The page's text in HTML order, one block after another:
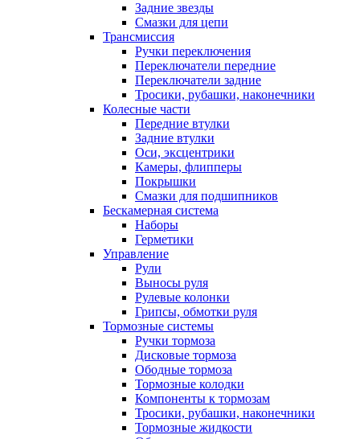
Задние звезды
Смазки для цепи
Трансмиссия
Ручки переключения
Переключатели передние
Переключатели задние
Тросики, рубашки, наконечники
Колесные части
Передние втулки
Задние втулки
Оси, эксцентрики
Камеры, флипперы
Покрышки
Смазки для подшипников
Бескамерная система
Наборы
Герметики
Управление
Рули
Выносы руля
Рулевые колонки
Грипсы, обмотки руля
Тормозные системы
Ручки тормоза
Дисковые тормоза
Ободные тормоза
Тормозные колодки
Компоненты к тормозам
Тросики, рубашки, наконечники
Тормозные жидкости